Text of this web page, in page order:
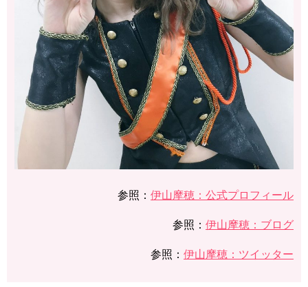
参照： 伊山摩穂：公式プロフィール
参照： 伊山摩穂：ブログ
参照： 伊山摩穂：ツイッター